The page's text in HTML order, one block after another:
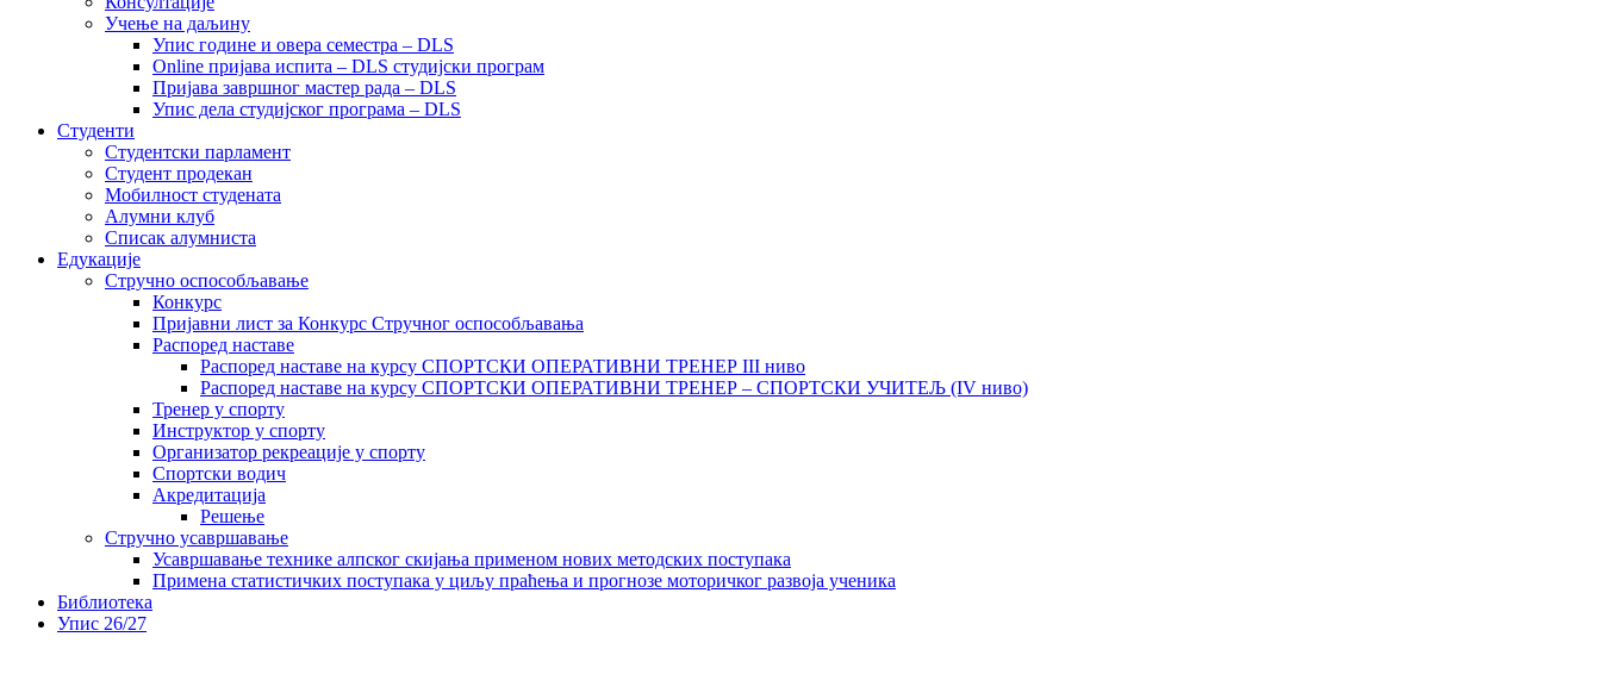
Учење на даљину
Упис године и овера семестра – DLS
Online пријава испита – DLS студијски програм
Пријава завршног мастер рада – DLS
Упис дела студијског програма – DLS
Студенти
Студентски парламент
Студент продекан
Мобилност студената
Алумни клуб
Списак алумниста
Едукације
Стручно оспособљавање
Конкурс
Пријавни лист за Конкурс Стручног оспособљавања
Распоред наставе
Распоред наставе на курсу СПОРТСКИ ОПЕРАТИВНИ ТРЕНЕР III ниво
Распоред наставе на курсу СПОРТСКИ ОПЕРАТИВНИ ТРЕНЕР – СПОРТСКИ УЧИТЕЉ (IV ниво)
Тренер у спорту
Инструктор у спорту
Организатор рекреације у спорту
Спортски водич
Акредитација
Решење
Стручно усавршавање
Усавршавање технике алпског скијања применом нових методских поступака
Примена статистичких поступака у циљу праћења и прогнозе моторичког развоја ученика
Библиотека
Упис 26/27